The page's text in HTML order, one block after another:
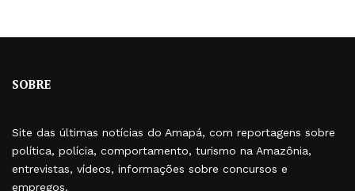
SOBRE
Site das últimas notícias do Amapá, com reportagens sobre
política, polícia, comportamento, turismo na Amazônia,
entrevistas, vídeos, informações sobre concursos e
empregos.